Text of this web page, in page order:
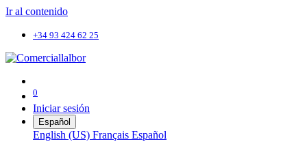
Ir al contenido
+34 93 424 62 25
0
Iniciar sesión
Español
English (US) Français Español